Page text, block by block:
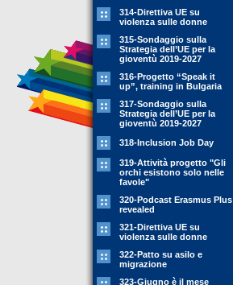
314-Direttiva UE su
violenza sulle donne
315-Sondaggio sulla
Strategia dell’UE per la
gioventù 2019-2027
316-Progetto “Speak it
up”, training in Bulgaria
317-Sondaggio sulla
Strategia dell’UE per la
gioventù 2019-2027
318-Inclusion Job Day
319-Attività progetto "Gli
orchi esistono solo nelle
favole"
320-Podcast Erasmus Plus
revealed
321-Direttiva UE su
violenza sulle donne
322-Patto su asilo e
migrazione
323-Giugno è il mese